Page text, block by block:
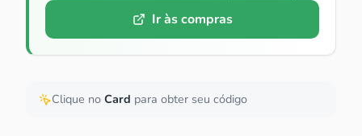
Ir às compras
Clique no Card para obter seu código